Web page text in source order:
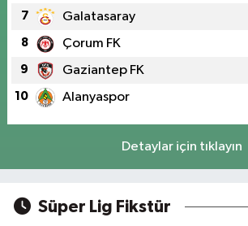
7 Galatasaray
8 Çorum FK
9 Gaziantep FK
10 Alanyaspor
Detaylar için tıklayın
Süper Lig Fikstür